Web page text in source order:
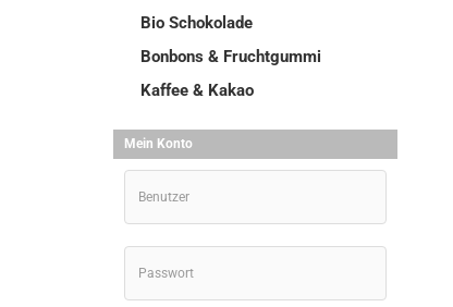
Bio Schokolade
Bonbons & Fruchtgummi
Kaffee & Kakao
Mein Konto